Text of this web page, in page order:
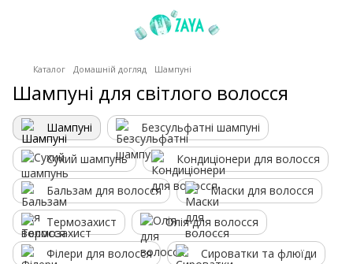
Каталог Домашній догляд Шампуні
Шампуні для світлого волосся
Шампуні Безсульфатні шампуні
Сухий шампунь Кондиціонери для волосся
Бальзам для волосся Маски для волосся
Термозахист Олія для волосся
Філери для волосся Сироватки та флюїди